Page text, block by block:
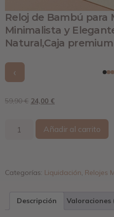
Reloj de Bambú para
Minimalista y
Natural,Caja
‹
59,90€ 24,00 €
Añadir al carrito
Categorías: Liquidación Relojes
Descripción Valoraciones